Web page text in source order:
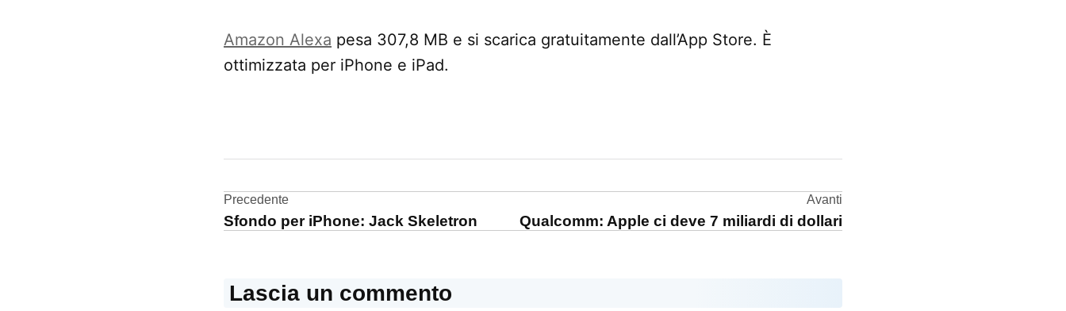
Amazon Alexa pesa 307,8 MB e si scarica gratuitamente dall’App Store. È
ottimizzata per iPhone e iPad.
Amazon
Echo
Navigazione
Precedente
Sfondo per iPhone: Jack Skeletron
Avanti
Qualcomm: Apple ci deve 7 miliardi di dollari
Lascia un commento